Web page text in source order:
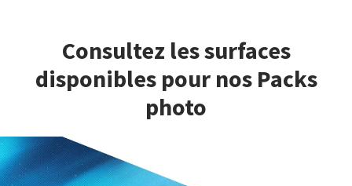
Consultez les surfaces
disponibles pour nos Packs
photo